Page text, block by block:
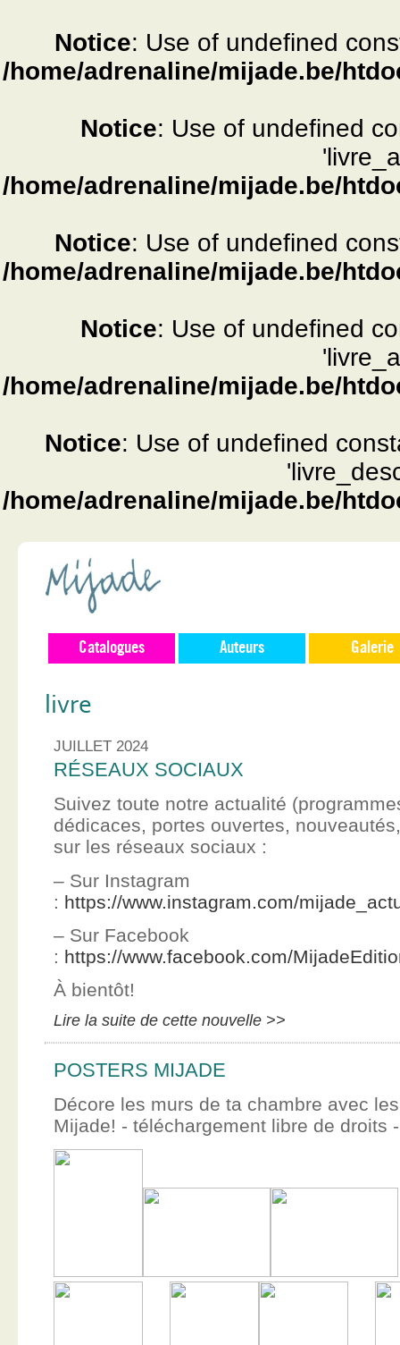
Notice: Use of undefined
/home/adrenaline/mijade.be/
Notice: Use of undefined
/home/adrenaline/mijade.be/
Notice: Use of undefined
/home/adrenaline/mijade.be/
Notice: Use of undefined
/home/adrenaline/mijade.be/
Notice: Use of undefined
/home/adrenaline/mijade.be/
Catalogues Auteurs Galerie
livre
JUILLET 2024
RÉSEAUX SOCIAUX
Suivez toute notre actualité
dédicaces, portes ouvertes,
sur les réseaux sociaux :
– Sur Instagram
: https://www.instagram.com/
– Sur Facebook
: https://www.facebook.com/
À bientôt!
Lire la suite de cette nouvelle >>
POSTERS MIJADE
Décore les murs de ta chambre avec
Mijade! - téléchargement libre de droits -